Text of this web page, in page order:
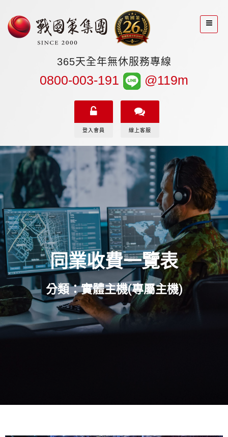
365天全年無休服務專線
0800-003-191 @119m
登入會員 線上客服
同業收費一覽表
分類：實體主機(專屬主機)